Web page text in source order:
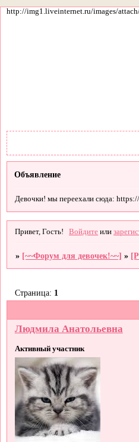
http://img1.liveinternet.ru/images/
Объявление
Девочки! мы переехали сюда:
Привет, Гость! Войдите или
» [~~Форум для девочек!~~] »
Страница: 1
Людмила Анатольевна
Активный участник